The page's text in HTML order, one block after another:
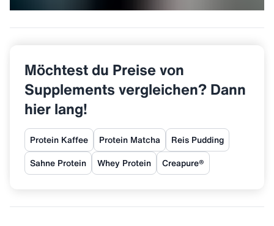
Möchtest du Preise von
Supplements vergleichen? Dann
hier lang!
Protein Kaffee Protein Matcha Reis Pudding
Sahne Protein Whey Protein Creapure®